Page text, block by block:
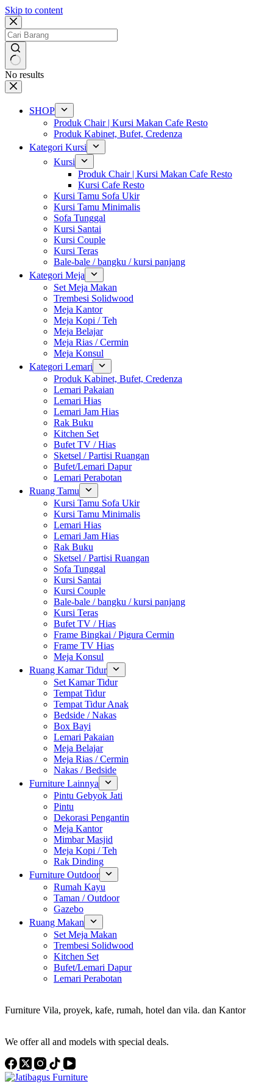
Skip to content
No results
SHOP
Produk Chair | Kursi Makan Cafe Resto
Produk Kabinet, Bufet, Credenza
Kategori Kursi
Kursi
Produk Chair | Kursi Makan Cafe Resto
Kursi Cafe Resto
Kursi Tamu Sofa Ukir
Kursi Tamu Minimalis
Sofa Tunggal
Kursi Santai
Kursi Couple
Kursi Teras
Bale-bale / bangku / kursi panjang
Kategori Meja
Set Meja Makan
Trembesi Solidwood
Meja Kantor
Meja Kopi / Teh
Meja Belajar
Meja Rias / Cermin
Meja Konsul
Kategori Lemari
Produk Kabinet, Bufet, Credenza
Lemari Pakaian
Lemari Hias
Lemari Jam Hias
Rak Buku
Kitchen Set
Bufet TV / Hias
Sketsel / Partisi Ruangan
Bufet/Lemari Dapur
Lemari Perabotan
Ruang Tamu
Kursi Tamu Sofa Ukir
Kursi Tamu Minimalis
Lemari Hias
Lemari Jam Hias
Rak Buku
Sketsel / Partisi Ruangan
Sofa Tunggal
Kursi Santai
Kursi Couple
Bale-bale / bangku / kursi panjang
Kursi Teras
Bufet TV / Hias
Frame Bingkai / Pigura Cermin
Frame TV Hias
Meja Konsul
Ruang Kamar Tidur
Set Kamar Tidur
Tempat Tidur
Tempat Tidur Anak
Bedside / Nakas
Box Bayi
Lemari Pakaian
Meja Belajar
Meja Rias / Cermin
Nakas / Bedside
Furniture Lainnya
Pintu Gebyok Jati
Pintu
Dekorasi Pengantin
Meja Kantor
Mimbar Masjid
Meja Kopi / Teh
Rak Dinding
Furniture Outdoor
Rumah Kayu
Taman / Outdoor
Gazebo
Ruang Makan
Set Meja Makan
Trembesi Solidwood
Kitchen Set
Bufet/Lemari Dapur
Lemari Perabotan
Furniture Vila, proyek, kafe, rumah, hotel dan vila. dan Kantor
We offer all and models with special deals.